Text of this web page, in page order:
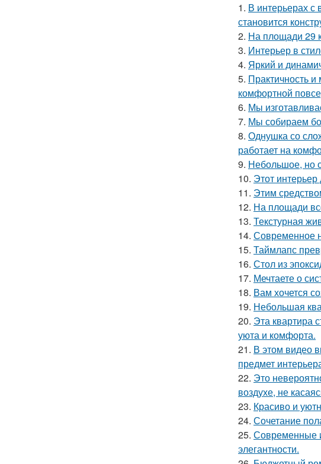
1. В интерьерах с
становится
2. На площади 29
3. Интерьер в
4. Яркий и
5. Практичность
комфортной
6. Мы
7. Мы собираем
8. Однушка со
работает на
9. Небольшое, но
10. Этот
11. Этим
12. На площади
13. Текстурная
14. Современное
15. Таймлапс
16. Стол из
17. Мечтаете о
18. Вам хочется
19. Небольшая
20. Эта квартира
уюта и комфорта.
21. В этом видео
предмет
22. Это
воздухе, не
23. Красиво и
24. Сочетание
25. Современные
элегантности.